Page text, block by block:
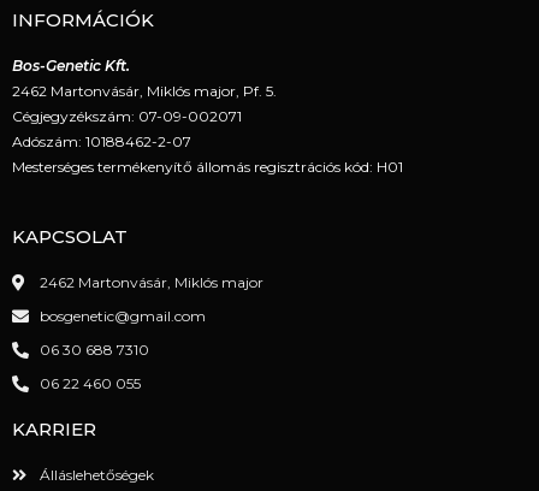
INFORMÁCIÓK
Bos-Genetic Kft.
2462 Martonvásár, Miklós major, Pf. 5.
Cégjegyzékszám: 07-09-002071
Adószám: 10188462-2-07
Mesterséges termékenyítő állomás regisztrációs kód: H01
KAPCSOLAT
2462 Martonvásár, Miklós major
bosgenetic@gmail.com
06 30 688 7310
06 22 460 055
KARRIER
Álláslehetőségek